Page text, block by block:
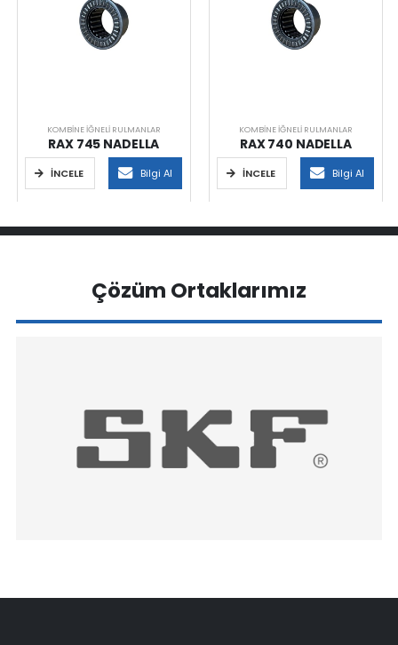
KOMBINE İĞNELI RULMANLAR
RAX 745 NADELLA
İNCELE Bilgi Al
KOMBINE İĞNELI RULMANLAR
RAX 740 NADELLA
İNCELE Bilgi Al
Çözüm Ortaklarımız